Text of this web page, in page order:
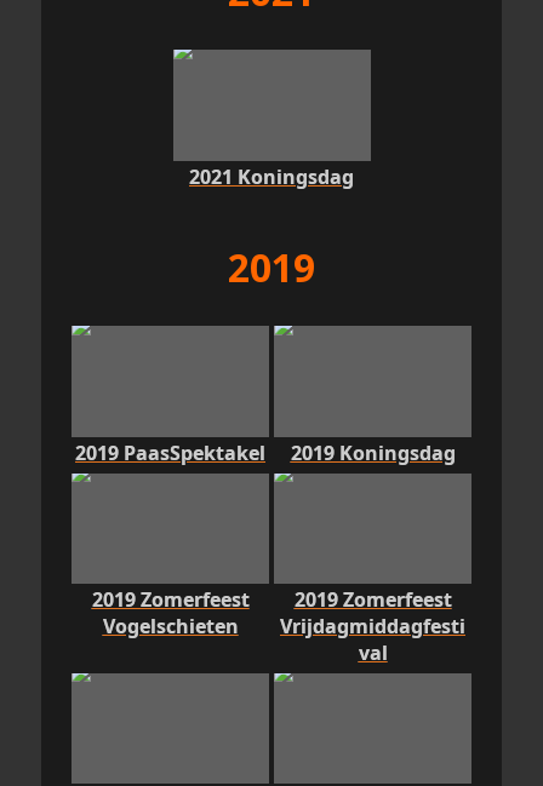
2021 Koningsdag
2019
2019 PaasSpektakel 2019 Koningsdag
2019 Zomerfeest
Vogelschieten
2019 Zomerfeest
Vrijdagmiddagfesti
val